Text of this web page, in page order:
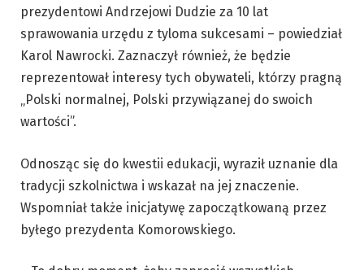
prezydentowi Andrzejowi Dudzie za 10 lat
sprawowania urzędu z tyloma sukcesami – powiedział
Karol Nawrocki. Zaznaczył również, że będzie
reprezentował interesy tych obywateli, którzy pragną
„Polski normalnej, Polski przywiązanej do swoich
wartości”.
Odnosząc się do kwestii edukacji, wyraził uznanie dla
tradycji szkolnictwa i wskazał na jej znaczenie.
Wspomniał także inicjatywę zapoczątkowaną przez
byłego prezydenta Komorowskiego.